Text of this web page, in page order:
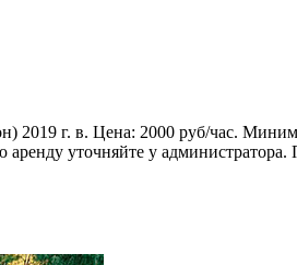
г. в. Цена: 2000 руб/час.
уточняйте у